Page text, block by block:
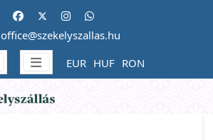
office@szekelyszallas.hu
EUR HUF RON